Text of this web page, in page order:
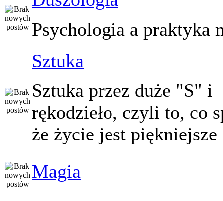
Psychologia a praktyka
Sztuka
Sztuka przez duże "S" i
rękodzieło, czyli to, co
że życie jest piękniejsze
Magia